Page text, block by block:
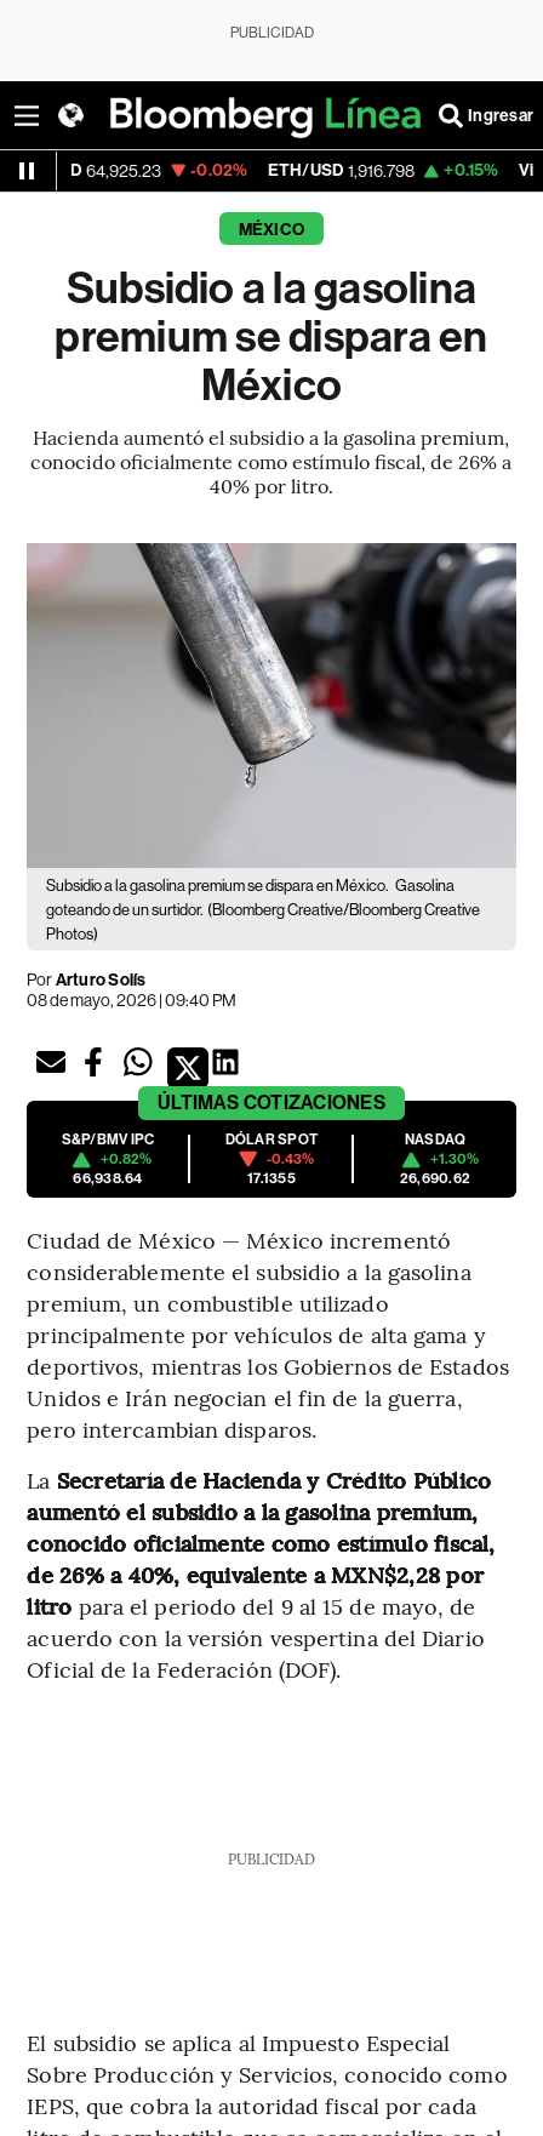
PUBLICIDAD
Ingresar
64,925.23 -0.02% ETH/USD 1,916.798 +0.15% Visa 362.50
MÉXICO
Subsidio a la gasolina
premium se dispara en
México
Hacienda aumentó el subsidio a la gasolina premium,
conocido oficialmente como estímulo fiscal, de 26% a
40% por litro.
Subsidio a la gasolina premium se dispara en México. Gasolina
goteando de un surtidor. (Bloomberg Creative/Bloomberg Creative
Photos)
PorArturo Solís
08 de mayo, 2026 | 09:40 PM
ÚLTIMAS COTIZACIONES
S&P/BMV IPC
+0.82%
66,938.64
DÓLAR SPOT
-0.43%
17.1355
NASDAQ
+1.30%
26,690.62
Ciudad de México — México incrementó
considerablemente el subsidio a la gasolina
premium, un combustible utilizado
principalmente por vehículos de alta gama y
deportivos, mientras los Gobiernos de Estados
Unidos e Irán negocian el fin de la guerra,
pero intercambian disparos.
La Secretaría de Hacienda y Crédito Público
aumentó el subsidio a la gasolina premium,
conocido oficialmente como estímulo fiscal,
de 26% a 40%, equivalente a MXN$2,28 por
litro para el periodo del 9 al 15 de mayo, de
acuerdo con la versión vespertina del Diario
Oficial de la Federación (DOF).
PUBLICIDAD
El subsidio se aplica al Impuesto Especial
Sobre Producción y Servicios, conocido como
IEPS, que cobra la autoridad fiscal por cada